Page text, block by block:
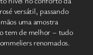
versátil, passando
uma amostra
tem de melhor – tudo
renomados.